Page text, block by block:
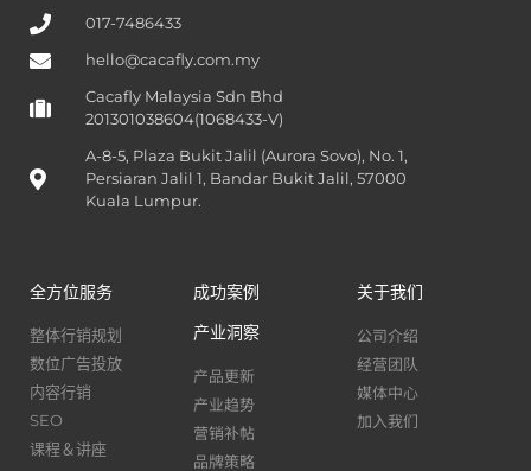
017-7486433
hello@cacafly.com.my
Cacafly Malaysia Sdn Bhd
201301038604(1068433-V)
A-8-5, Plaza Bukit Jalil (Aurora Sovo), No. 1,
Persiaran Jalil 1, Bandar Bukit Jalil, 57000
Kuala Lumpur.
全方位服务
整体行销规划
数位广告投放
内容行销
SEO
课程＆讲座
成功案例
产业洞察
产品更新
产业趋势
营销补帖
品牌策略
关于我们
公司介绍
经营团队
媒体中心
加入我们